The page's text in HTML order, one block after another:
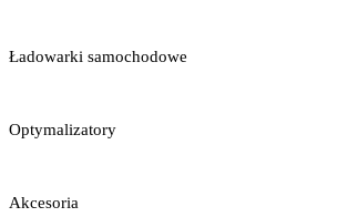
Ładowarki samochodowe
Optymalizatory
Akcesoria